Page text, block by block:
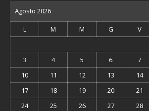
Agosto 2026
L M M G V
3
4 5 6 7
10
11 12 13 14
17
18 19 20 21
24
25 26 27 28